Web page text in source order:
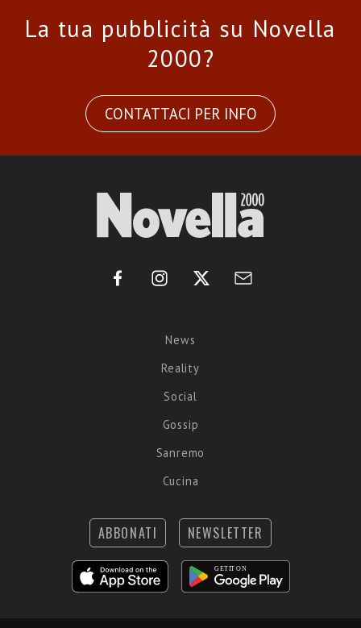
La tua pubblicità su Novella
2000?
CONTATTACI PER INFO
News
Reality
Social
Gossip
Sanremo
Cucina
ABBONATI NEWSLETTER